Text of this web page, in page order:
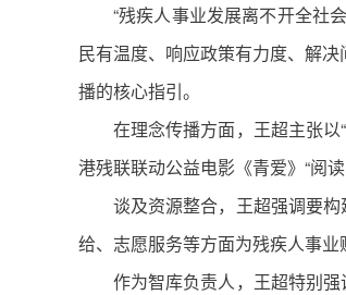
“残疾人事业发展离不开全社
民有温度、响应政策有力度、解
播的核心指引。
在理念传播方面，王超主张
港残联联动公益电影《青爱》“阅
谈及资源整合，王超强调要
给、志愿服务等方面为残疾人事
作为智库负责人，王超特别强